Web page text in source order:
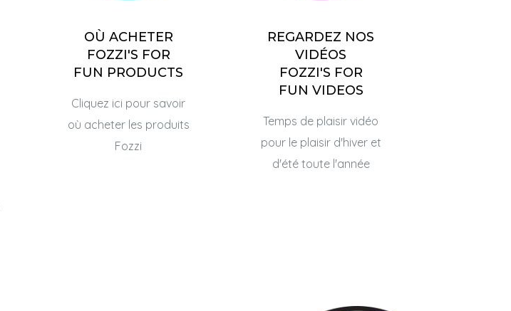
OÙ ACHETER
FOZZI'S FOR
FUN PRODUCTS
Cliquez ici pour savoir
où acheter les produits
Fozzi
REGARDEZ NOS
VIDÉOS
FOZZI'S FOR
FUN VIDEOS
Temps de plaisir vidéo
pour le plaisir d'hiver et
d'été toute l'année